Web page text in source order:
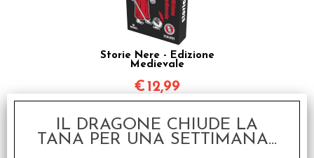
Storie Nere - Edizione
Medievale
€12,99
IL DRAGONE CHIUDE LA
TANA PER UNA SETTIMANA...